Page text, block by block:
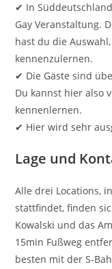
✔ In
Gay Veranstaltung.
hast du die
kennenzulernen.
✔ Die Gäste sind
Du kannst hier also
kennenlernen.
✔ Hier wird sehr
Lage und
Alle drei Locations,
stattfindet, finden
Kowalski und das
15min Fußweg
besten mit der S-